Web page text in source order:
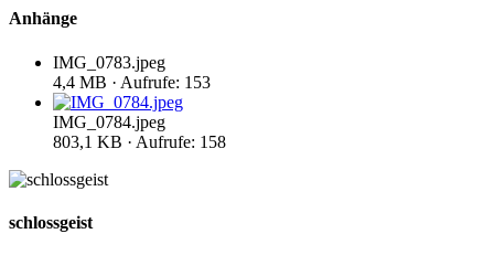
Anhänge
IMG_0783.jpeg
4,4 MB · Aufrufe: 153
IMG_0784.jpeg
803,1 KB · Aufrufe: 158
schlossgeist